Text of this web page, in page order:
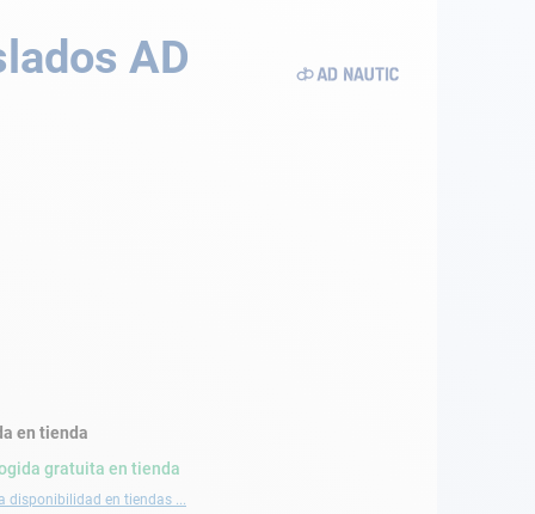
AD
gratuita en tienda
disponibilidad en tiendas ...
en tienda